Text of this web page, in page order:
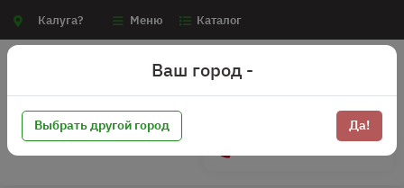
Калуга? Меню Каталог
Ваш город -
Выбрать другой город Да!